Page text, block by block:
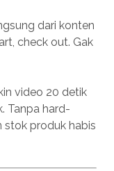
dari konten
check out. Gak
video 20 detik
Tanpa hard-
stok produk habis